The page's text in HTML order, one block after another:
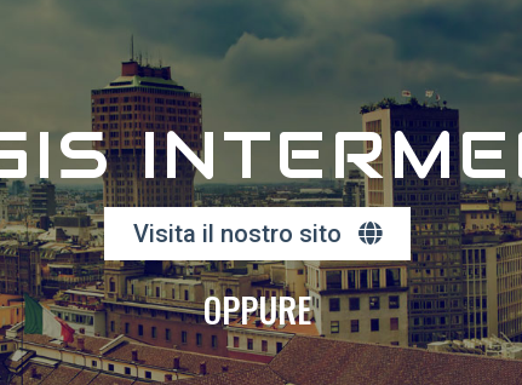
Visita il nostro sito
OPPURE